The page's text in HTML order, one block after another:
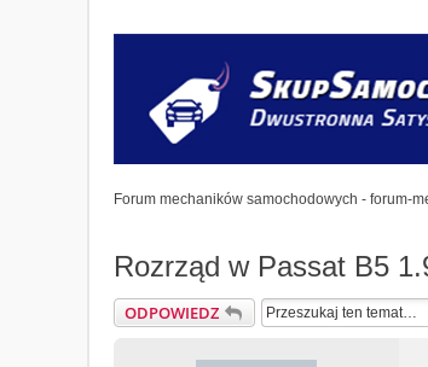
Forum mechaników samochodowych - forum-
Rozrząd w Passat B5
ODPOWIEDZ